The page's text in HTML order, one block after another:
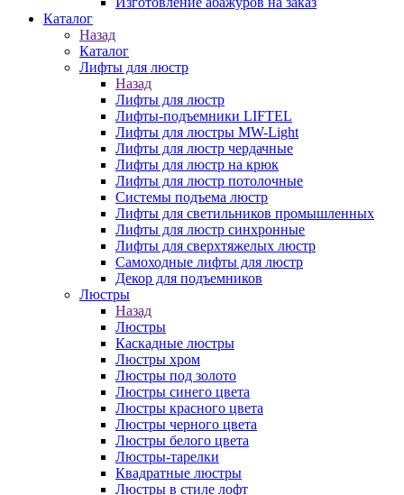
Каталог
Назад
Каталог
Лифты для люстр
Назад
Лифты для люстр
Лифты-подъемники LIFTEL
Лифты для люстры MW-Light
Лифты для люстр чердачные
Лифты для люстр на крюк
Лифты для люстр потолочные
Системы подъема люстр
Лифты для светильников промышленных
Лифты для люстр синхронные
Лифты для сверхтяжелых люстр
Самоходные лифты для люстр
Декор для подъемников
Люстры
Назад
Люстры
Каскадные люстры
Люстры хром
Люстры под золото
Люстры синего цвета
Люстры красного цвета
Люстры черного цвета
Люстры белого цвета
Люстры-тарелки
Квадратные люстры
Люстры в стиле лофт